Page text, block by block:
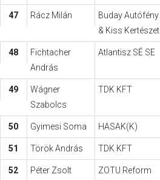
47 Rácz Milán
Buday Autófény
& Kiss Kertészet
48
Fichtacher
András
Atlantisz SÉ SE
49
Wágner
Szabolcs
TDK KFT
50 Gyimesi Soma HASAK(K)
51 Török András TDK KFT
52 Péter Zsolt
ZOTU Reform